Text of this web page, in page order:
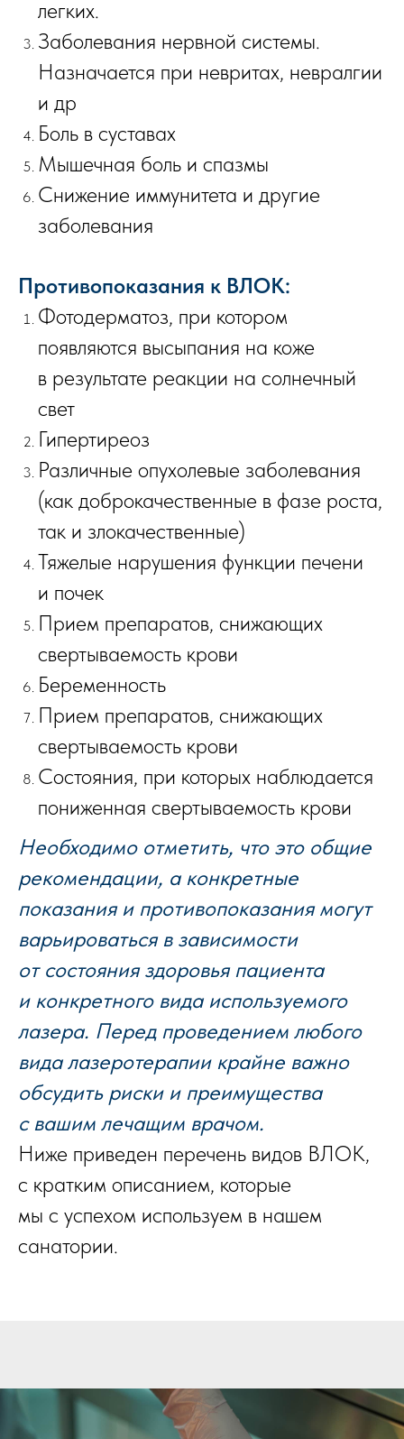
легких.
Заболевания нервной системы.
Назначается при невритах, невралгии
и др
Боль в суставах
Мышечная боль и спазмы
Снижение иммунитета и другие
заболевания
Противопоказания к ВЛОК:
Фотодерматоз, при котором
появляются высыпания на коже
в результате реакции на солнечный
свет
Гипертиреоз
Различные опухолевые заболевания
(как доброкачественные в фазе роста,
так и злокачественные)
Тяжелые нарушения функции печени
и почек
Прием препаратов, снижающих
свертываемость крови
Беременность
Прием препаратов, снижающих
свертываемость крови
Состояния, при которых наблюдается
пониженная свертываемость крови
Необходимо отметить, что это общие
рекомендации, а конкретные
показания и противопоказания могут
варьироваться в зависимости
от состояния здоровья пациента
и конкретного вида используемого
лазера. Перед проведением любого
вида лазеротерапии крайне важно
обсудить риски и преимущества
с вашим лечащим врачом.
Ниже приведен перечень видов ВЛОК,
с кратким описанием, которые
мы с успехом используем в нашем
санатории.